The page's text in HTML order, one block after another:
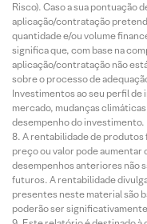
Risco). Caso a sua pontuação
aplicação/contratação
quantidade e/ou volume
significa que, com base na
aplicação/contratação não
sobre o processo de
Investimentos ao seu perfil de
mercado, mudanças
desempenho do investimento.
A rentabilidade de produtos
preço ou valor pode aumentar
desempenhos anteriores não
futuros. A rentabilidade
presentes neste material são
poderão ser